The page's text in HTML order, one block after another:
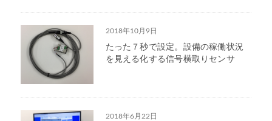
2018年10月9日
たった７秒で設定。設備の稼働状況
を見える化する信号横取りセンサ
2018年6月22日